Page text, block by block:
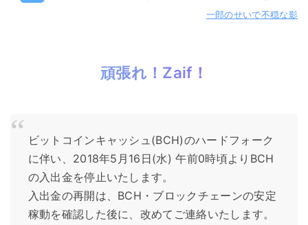
一郎のせいで不穏な影
頑張れ！Zaif！
ビットコインキャッシュ(BCH)のハードフォーク
に伴い、2018年5月16日(水) 午前0時頃よりBCH
の入出金を停止いたします。
入出金の再開は、BCH・ブロックチェーンの安定
稼動を確認した後に、改めてご連絡いたします。